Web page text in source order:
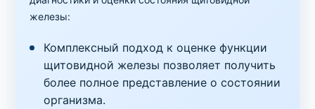
железы:
Комплексный подход к оценке функции
щитовидной железы позволяет получить
более полное представление о состоянии
организма.